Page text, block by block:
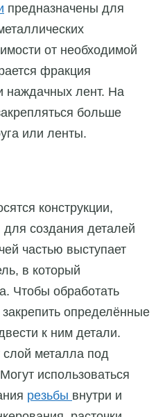
предназначены для
от необходимой
фракция
наждачных лент. На
больше
или ленты.
конструкции,
создания деталей
частью выступает
в который
Чтобы обработать
закрепить определённые
к ним детали.
металла под
использоваться
резьбы внутри и